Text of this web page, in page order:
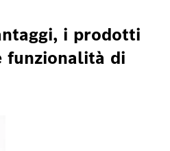
i prodotti
funzionalità di